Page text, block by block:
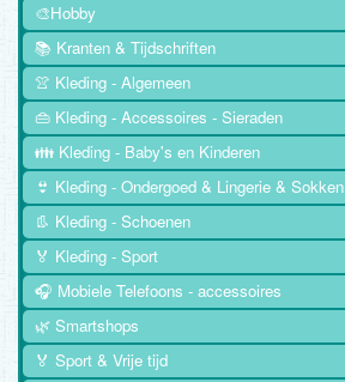
🎨Hobby
📚 Kranten & Tijdschriften
👚 Kleding - Algemeen
👜 Kleding - Accessoires - Sieraden
👪 Kleding - Baby's en Kinderen
👙 Kleding - Ondergoed & Lingerie & Sokken
👢 Kleding - Schoenen
🏅 Kleding - Sport
🎧 Mobiele Telefoons - accessoires
🌿 Smartshops
🏅 Sport & Vrije tijd